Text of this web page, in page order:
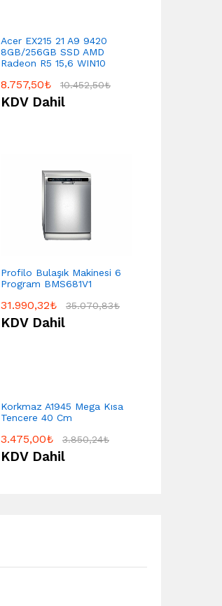
Acer EX215 21 A9 9420
8GB/256GB SSD AMD
Radeon R5 15,6 WIN10
8.757,50₺ 10.452,50₺
KDV Dahil
Profilo Bulaşık Makinesi 6
Program BMS681V1
31.990,32₺ 35.070,83₺
KDV Dahil
Korkmaz A1945 Mega Kısa
Tencere 40 Cm
3.475,00₺ 3.850,24₺
KDV Dahil